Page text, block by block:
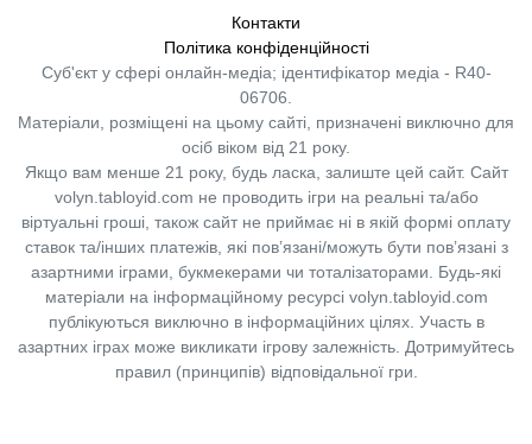
Контакти
Політика конфіденційності
Суб'єкт у сфері онлайн-медіа; ідентифікатор медіа - R40-
06706.
Матеріали, розміщені на цьому сайті, призначені виключно для
осіб віком від 21 року.
Якщо вам менше 21 року, будь ласка, залиште цей сайт. Сайт
volyn.tabloyid.com не проводить ігри на реальні та/або
віртуальні гроші, також сайт не приймає ні в якій формі оплату
ставок та/інших платежів, які пов’язані/можуть бути пов’язані з
азартними іграми, букмекерами чи тоталізаторами. Будь-які
матеріали на інформаційному ресурсі volyn.tabloyid.com
публікуються виключно в інформаційних цілях. Участь в
азартних іграх може викликати ігрову залежність. Дотримуйтесь
правил (принципів) відповідальної гри.